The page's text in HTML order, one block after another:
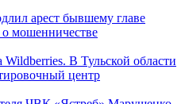
арест бывшему главе
мошенничестве
Wildberries. В Тульской области
центр